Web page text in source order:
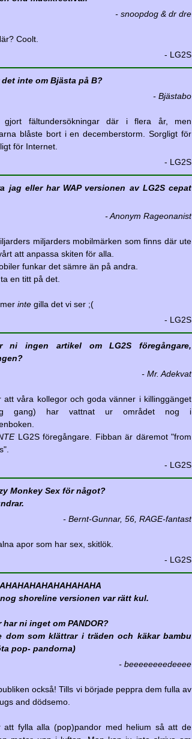
- snoopdog & dr dre
Coolt.
- LG2S
det inte om Bjästa på B?
- Bjästabo
gjort fältundersökningar där i flera år, men
blåste bort i en decemberstorm. Sorgligt för
för Internet.
- LG2S
jag eller har WAP versionen av LG2S cepat
- Anonym Rageonanist
miljarders mobilmärken som finns där ute
att anpassa skiten för alla.
funkar det sämre än på andra.
en titt på det.
inte gilla det vi ser ;(
- LG2S
ni ingen artikel om LG2S föregångare,
- Mr. Adekvat
att våra kollegor och goda vänner i killinggänget
gang) har vattnat ur området nog i
LG2S föregångare. Fibban är däremot "from
- LG2S
Monkey Sex för något?
- Bernt-Gunnar, 56, RAGE-fantast
apor som har sex, skitlök.
- LG2S
shoreline versionen var rätt kul.
har ni inget om PANDOR?
dom som klättrar i träden och käkar bambu
pop- pandorna)
- beeeeeeeedeeee
också! Tills vi började peppra dem fulla av
and dödsemo.
att fylla alla (pop)pandor med helium så att de